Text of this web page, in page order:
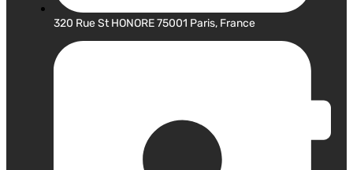
320 Rue St HONORE 75001 Paris, France